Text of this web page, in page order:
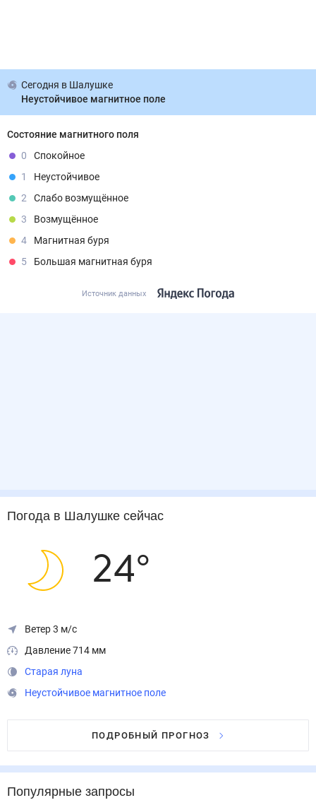
Сегодня в Шалушке
Неустойчивое магнитное поле
Состояние магнитного поля
0
Спокойное
1
Неустойчивое
2
Слабо возмущённое
3
Возмущённое
4
Магнитная буря
5
Большая магнитная буря
Источник данных
Погода в Шалушкесейчас
24°
Ветер 3 м/с
Давление 714 мм
Старая луна
Неустойчивое магнитное поле
ПОДРОБНЫЙ ПРОГНОЗ
Популярные запросы